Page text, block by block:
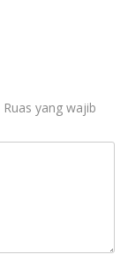
Ruas yang wajib